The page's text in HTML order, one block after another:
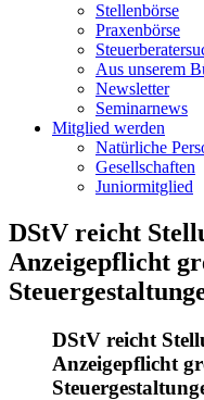
Stellenbörse
Praxenbörse
Aus unserem
Newsletter
Seminarnews
Mitglied werden
Natürliche
Gesellschaften
Juniormitglied
DStV reicht
Anzeigepflicht
DStV reicht
Anzeigepflicht